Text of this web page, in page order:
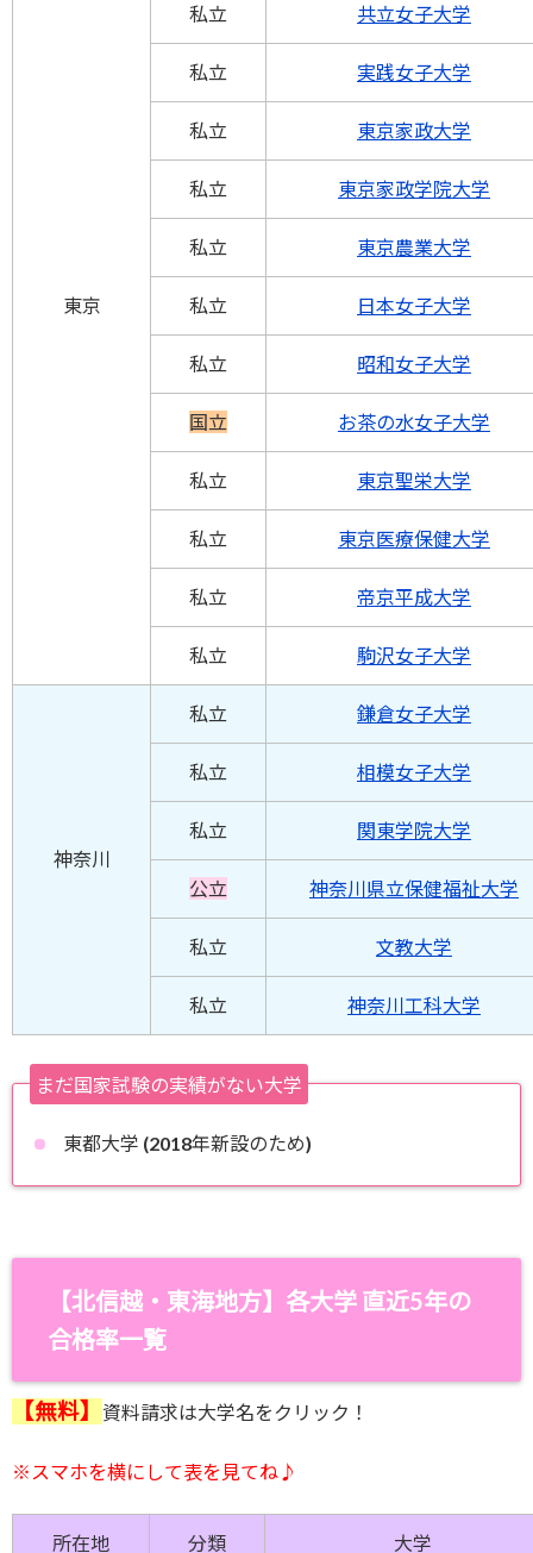
東京
私立 共立女子大学
私立 実践女子大学
私立 東京家政大学
私立 東京家政学院大学
私立 東京農業大学
私立 日本女子大学
私立 昭和女子大学
国立 お茶の水女子大学
私立 東京聖栄大学
私立 東京医療保健大学
私立 帝京平成大学
私立 駒沢女子大学
神奈川
私立 鎌倉女子大学
私立 相模女子大学
私立 関東学院大学
公立 神奈川県立保健福祉大学
私立 文教大学
私立 神奈川工科大学
まだ国家試験の実績がない大学
東都大学 (2018年新設のため)
【北信越・東海地方】 各大学 直近5年の
合格率一覧
【無料】 資料請求は大学名をクリック！
※スマホを横にして表を見てね♪
所在地 分類 大学